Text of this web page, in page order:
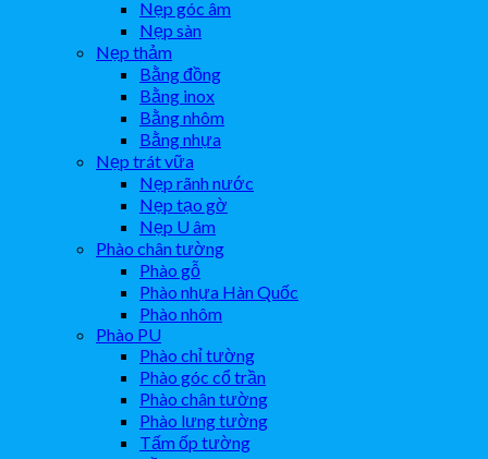
Nẹp góc âm
Nẹp sàn
Nẹp thảm
Bằng đồng
Bằng inox
Bằng nhôm
Bằng nhựa
Nẹp trát vữa
Nẹp rãnh nước
Nẹp tạo gờ
Nẹp U âm
Phào chân tường
Phào gỗ
Phào nhựa Hàn Quốc
Phào nhôm
Phào PU
Phào chỉ tường
Phào góc cổ trần
Phào chân tường
Phào lưng tường
Tấm ốp tường